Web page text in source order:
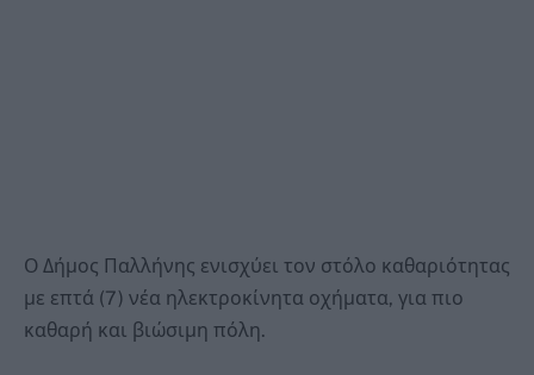
Ο Δήμος Παλλήνης ενισχύει τον στόλο καθαριότητας
με επτά (7) νέα ηλεκτροκίνητα οχήματα, για πιο
καθαρή και βιώσιμη πόλη.